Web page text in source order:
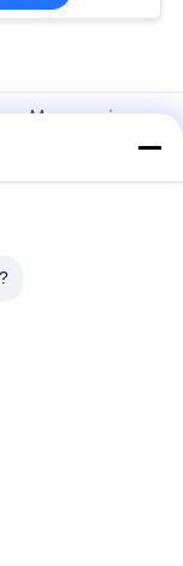
Μαγνητικό
Μεγέθους
για το